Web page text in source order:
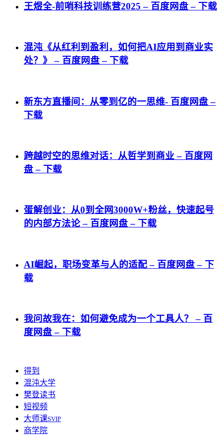
王煜全-前哨科技训练营2025 – 百度网盘 – 下载
混沌《从红利到盈利，如何把AI应用到商业实
处？》 – 百度网盘 – 下载
新东方直播间：从零到亿的一思维- 百度网盘 –
下载
跨越时空的思维对话：从哲学到商业 – 百度网
盘 – 下载
蛋解创业：从0到全网3000W+粉丝，快速起号
的内部方法论 – 百度网盘 – 下载
AI崛起，职场变革与人的适配 – 百度网盘 – 下
载
我问故我在：如何避免成为一个工具人？ – 百
度网盘 – 下载
得到
混沌大学
樊登读书
短视频
大师课SVIP
商学院